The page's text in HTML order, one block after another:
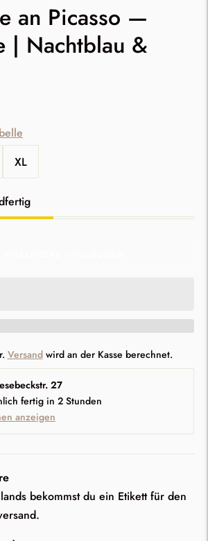
an Picasso —
| Nachtblau &
XL
Versandwird an der Kasse berechnet.
27
fertig in 2 Stunden
anzeigen
bekommst du ein Etikett für den